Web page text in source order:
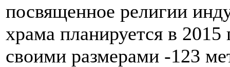
посвященное религии
храма планируется в
своими размерами -123